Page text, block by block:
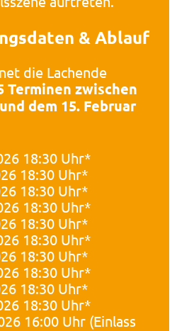
& Ablauf
die Lachende
Terminen zwischen
dem 15. Februar
18:30 Uhr*
18:30 Uhr*
18:30 Uhr*
18:30 Uhr*
18:30 Uhr*
18:30 Uhr*
18:30 Uhr*
18:30 Uhr*
18:30 Uhr*
18:30 Uhr*
16:00 Uhr (Einlass